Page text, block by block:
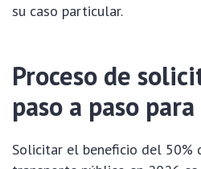
su caso particular.
Proceso de
paso a paso
Solicitar el beneficio del 50%